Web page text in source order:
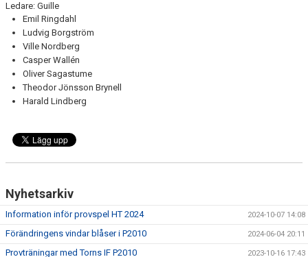
Ledare: Guille
Emil Ringdahl
Ludvig Borgström
Ville Nordberg
Casper Wallén
Oliver Sagastume
Theodor Jönsson Brynell
Harald Lindberg
Nyhetsarkiv
Information inför provspel HT 2024 2024-10-07 14:08
Förändringens vindar blåser i P2010 2024-06-04 20:11
Provträningar med Torns IF P2010 2023-10-16 17:43